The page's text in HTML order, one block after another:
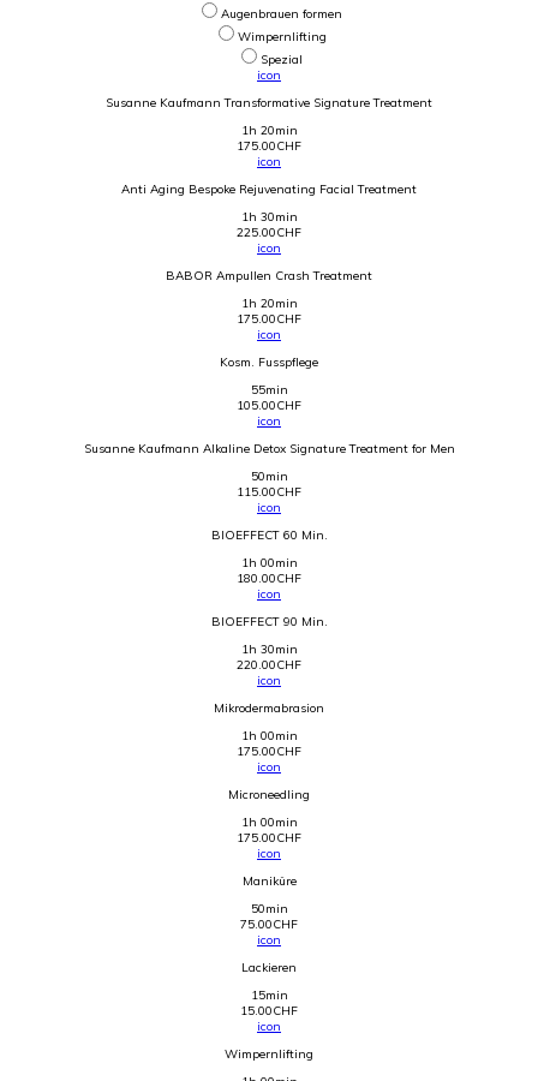
Augenbrauen formen
Wimpernlifting
Spezial
icon
Susanne Kaufmann Transformative Signature Treatment
1h 20min
175.00CHF
icon
Anti Aging Bespoke Rejuvenating Facial Treatment
1h 30min
225.00CHF
icon
BABOR Ampullen Crash Treatment
1h 20min
175.00CHF
icon
Kosm. Fusspflege
55min
105.00CHF
icon
Susanne Kaufmann Alkaline Detox Signature Treatment for Men
50min
115.00CHF
icon
BIOEFFECT 60 Min.
1h 00min
180.00CHF
icon
BIOEFFECT 90 Min.
1h 30min
220.00CHF
icon
Mikrodermabrasion
1h 00min
175.00CHF
icon
Microneedling
1h 00min
175.00CHF
icon
Maniküre
50min
75.00CHF
icon
Lackieren
15min
15.00CHF
icon
Wimpernlifting